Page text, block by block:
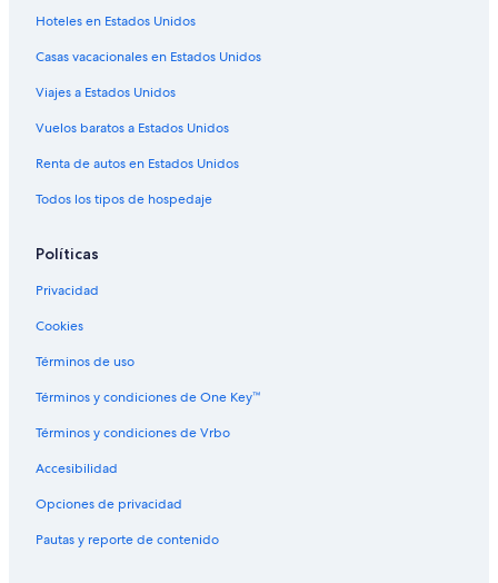
Hoteles en Centro de Branson
Hoteles cerca del bosque en Cantwell Hills
Hoteles cerca de Veterans Memorial Museum
Hoteles cerca de Bobby Vinton Theatre
Hoteles en Estados Unidos
Casas vacacionales en Estados Unidos
Viajes a Estados Unidos
Vuelos baratos a Estados Unidos
Renta de autos en Estados Unidos
Todos los tipos de hospedaje
Políticas
Privacidad
Cookies
Términos de uso
Términos y condiciones de One Key™
Términos y condiciones de Vrbo
Accesibilidad
Opciones de privacidad
Pautas y reporte de contenido